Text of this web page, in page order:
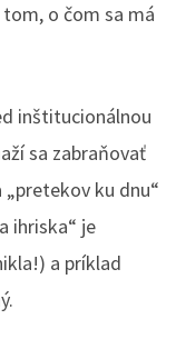
o čom sa má
inštitucionálnou
sa zabraňovať
ku dnu“
ihriska“ je
a príklad